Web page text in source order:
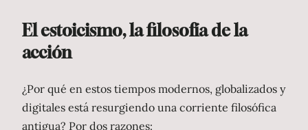
El estoicismo, la filosofía de la
acción
¿Por qué en estos tiempos modernos, globalizados y
digitales está resurgiendo una corriente filosófica
antigua? Por dos razones: